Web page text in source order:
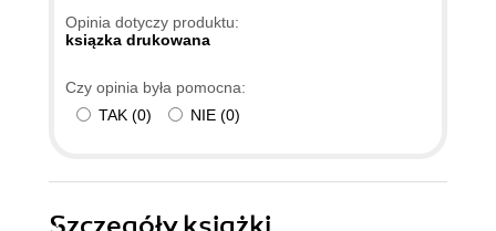
Opinia dotyczy produktu:
ksiązka drukowana
Czy opinia była pomocna:
TAK (0) NIE (0)